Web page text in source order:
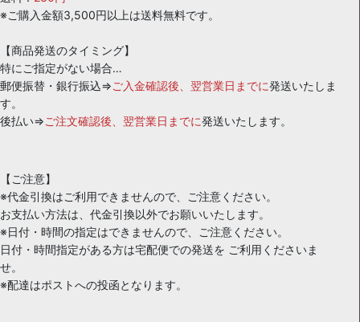
※ご購入金額3,500円以上は送料無料です。
【商品発送のタイミング】
特にご指定がない場合…
郵便振替・銀行振込⇒ご入金確認後、翌営業日までに発送いたしま
す。
後払い⇒ご注文確認後、翌営業日までに発送いたします。
【ご注意】
※代金引換はご利用できませんので、ご注意ください。
お支払い方法は、代金引換以外でお願いいたします。
※日付・時間の指定はできませんので、ご注意ください。
日付・時間指定がある方は宅配便での発送を ご利用くださいま
せ。
※配達はポストへの投函となります。